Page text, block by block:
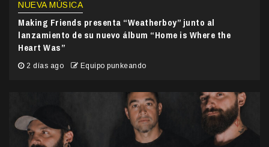
NUEVA MÚSICA
Making Friends presenta “Weatherboy” junto al
lanzamiento de su nuevo álbum “Home is Where the
Heart Was”
2 días ago Equipo punkeando